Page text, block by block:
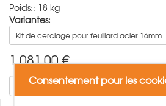
Poids:: 18 kg
Variantes:
Kit de cerclage pour feuillard acier 16mm
1.081,00€
Ajouter
Consentement pour les